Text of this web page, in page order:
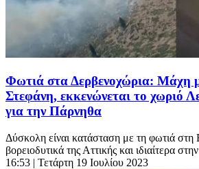
Φωτιά στα Δερβενοχώρια: Μάχη
Στεφάνη, εκκενώνεται το χωριό
για την Πάρνηθα
Δύσκολη είναι κατάσταση με τη φωτιά στη
βορειοδυτικά της Αττικής και ιδιαίτερα
16:53 | Τετάρτη 19 Ιουλίου 2023